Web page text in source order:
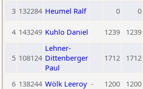
3 132284 Heumel Ralf 0 0
4 143249 Kuhlo Daniel 1239 1239
5 108124
Lehner-
Dittenberger
Paul
1712 1712
6 138244 Wölk Leeroy - 1200 1200